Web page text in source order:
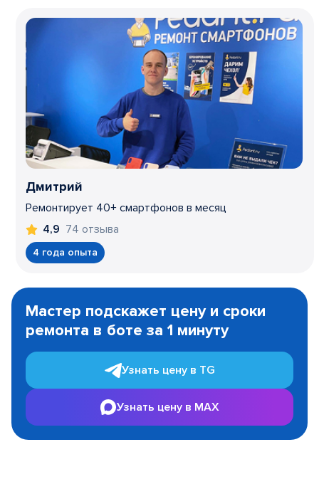
Дмитрий
Ремонтирует 40+ смартфонов в месяц
4,9 74 отзыва
4 года опыта
1
Мастер подскажет цену и сроки
ремонта в боте за 1 минуту
Узнать цену в TG
Узнать цену в MAX